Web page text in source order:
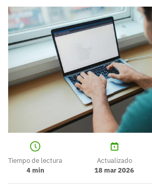
Tiempo de lectura
4min
Actualizado
18 mar 2026